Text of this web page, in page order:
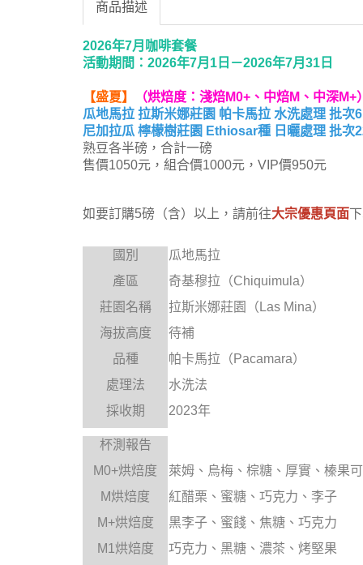
商品描述
2026年7月咖啡套餐
活動期間：2026年7月1日－2026年7月31日
【盛夏】
（烘焙度：淺焙M0+、中焙M、中深M+
瓜地馬拉 拉斯米娜莊園 帕卡馬拉 水洗處理 批次
尼加拉瓜 檸檬樹莊園 Ethiosar種 日曬處理 批次
熟豆各半磅，合計一磅
售價1050元，組合價1000元，VIP價950元
如要訂購5磅（含）以上，請前往大宗優惠頁面
國別
瓜地馬拉
產區
奇基穆拉 （Chiquimula）
莊園名稱
拉斯米娜莊園 （ Las Mina）
海拔高度
待補
品種
帕卡馬拉 （ Pacamara）
處理法
水洗法
採收期
2023年
杯測報告
M0+烘焙度
萊姆、烏梅、棕糖、厚實、榛果
M烘焙度
紅醋栗、蜜糖、巧克力、李子
M+烘焙度
黑李子、蜜餞、焦糖、巧克力
M1 烘焙度 巧克力、黑糖、濃茶、烤堅果